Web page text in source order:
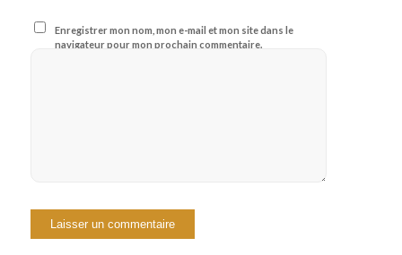
Enregistrer mon nom, mon e-mail et mon site dans le
navigateur pour mon prochain commentaire.